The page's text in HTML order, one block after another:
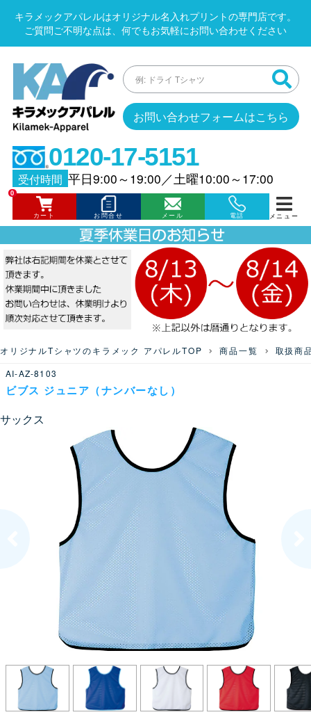
キラメックアパレルはオリジナル名入れプリントの専門店です。
ご質問ご不明な点は、何でもお気軽にお問い合わせください
お問い合わせフォームはこちら
0120-17-5151
受付時間 平日9:00～19:00／土曜10:00～17:00
カート
0
お問合せ メール 電話 メニュー
オリジナルTシャツのキラメック アパレルTOP 商品一覧
取扱商
AI-AZ-8103
ビブス ジュニア（ナンバーなし）
サックス